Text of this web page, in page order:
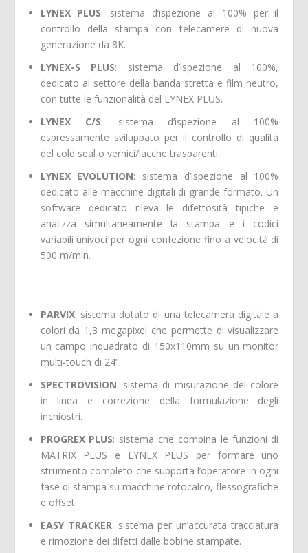
LYNEX PLUS: sistema d’ispezione al 100% per il
controllo della stampa con telecamere di nuova
generazione da 8K.
LYNEX-S PLUS: sistema d’ispezione al 100%,
dedicato al settore della banda stretta e film neutro,
con tutte le funzionalità del LYNEX PLUS.
LYNEX C/S: sistema d’ispezione al 100%
espressamente sviluppato per il controllo di qualità
del cold seal o vernici/lacche trasparenti.
LYNEX EVOLUTION: sistema d’ispezione al 100%
dedicato alle macchine digitali di grande formato. Un
software dedicato rileva le difettosità tipiche e
analizza simultaneamente la stampa e i codici
variabili univoci per ogni confezione fino a velocità di
500 m/min.
PARVIX: sistema dotato di una telecamera digitale a
colori da 1,3 megapixel che permette di visualizzare
un campo inquadrato di 150x110mm su un monitor
multi-touch di 24”.
SPECTROVISION: sistema di misurazione del colore
in linea e correzione della formulazione degli
inchiostri.
PROGREX PLUS: sistema che combina le funzioni di
MATRIX PLUS e LYNEX PLUS per formare uno
strumento completo che supporta l’operatore in ogni
fase di stampa su macchine rotocalco, flessografiche
e offset.
EASY TRACKER: sistema per un’accurata tracciatura
e rimozione dei difetti dalle bobine stampate.